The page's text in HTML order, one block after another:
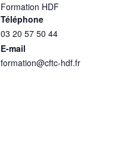
Formation HDF
Téléphone
03 20 57 50 44
E-mail
formation@cftc-hdf.fr